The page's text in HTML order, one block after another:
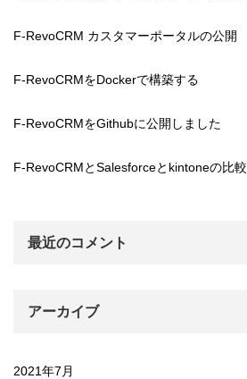
F-RevoCRM カスタマーポータルの公開
F-RevoCRMをDockerで構築する
F-RevoCRMをGithubに公開しました
F-RevoCRMとSalesforceとkintoneの比較
最近のコメント
アーカイブ
2021年7月